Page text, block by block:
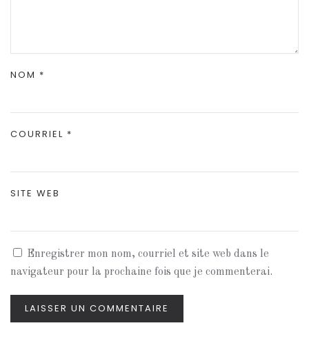
NOM *
COURRIEL *
SITE WEB
Enregistrer mon nom, courriel et site web dans le
navigateur pour la prochaine fois que je commenterai.
LAISSER UN COMMENTAIRE